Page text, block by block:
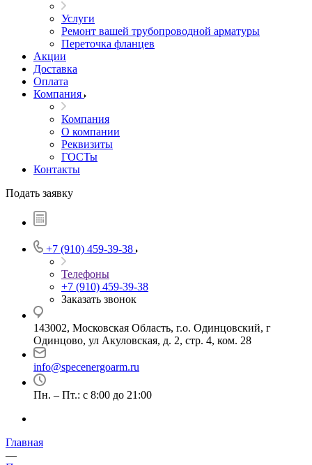
Услуги
Ремонт вашей трубопроводной арматуры
Переточка фланцев
Акции
Доставка
Оплата
Компания
Компания
О компании
Реквизиты
ГОСТы
Контакты
Подать заявку
+7 (910) 459-39-38
Телефоны
+7 (910) 459-39-38
Заказать звонок
143002, Московская Область, г.о. Одинцовский, г
Одинцово, ул Акуловская, д. 2, стр. 4, ком. 28
info@specenergoarm.ru
Пн. – Пт.: с 8:00 до 21:00
Главная
—